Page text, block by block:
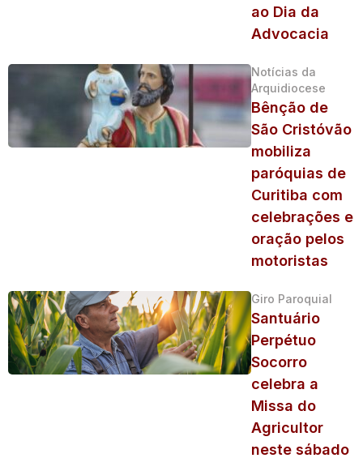
ao Dia da
Advocacia
Notícias da
Arquidiocese
Bênção de
São Cristóvão
mobiliza
paróquias de
Curitiba com
celebrações e
oração pelos
motoristas
Giro Paroquial
Santuário
Perpétuo
Socorro
celebra a
Missa do
Agricultor
neste sábado